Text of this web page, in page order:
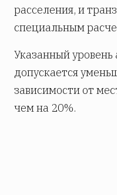
расселения, и
специальным
Указанный
допускается
зависимости от
чем на 20%.